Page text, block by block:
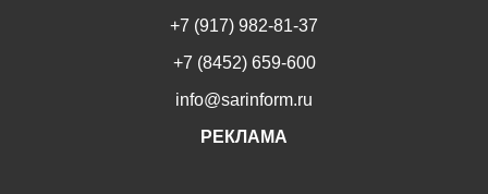
+7 (917) 982-81-37
+7 (8452) 659-600
info@sarinform.ru
РЕКЛАМА